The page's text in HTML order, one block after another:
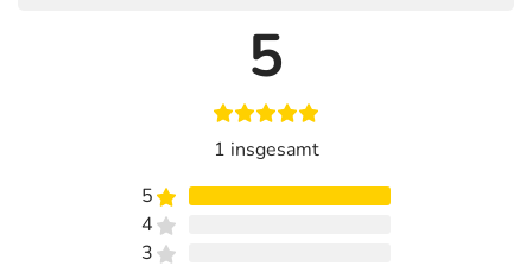
5
1 insgesamt
5
4
3